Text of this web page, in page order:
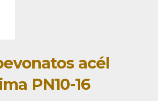
acél
PN10-16